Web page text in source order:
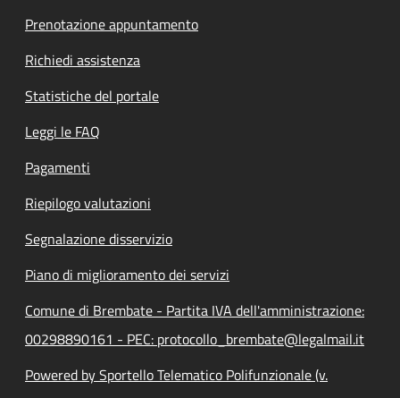
Prenotazione appuntamento
Richiedi assistenza
Statistiche del portale
Leggi le FAQ
Pagamenti
Riepilogo valutazioni
Segnalazione disservizio
Piano di miglioramento dei servizi
Comune di Brembate - Partita IVA dell'amministrazione:
00298890161 - PEC: protocollo_brembate@legalmail.it
Powered by Sportello Telematico Polifunzionale (v.